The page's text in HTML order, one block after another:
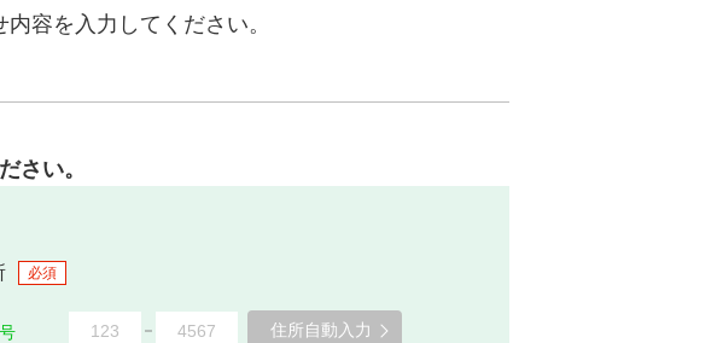
容を入力してください。
さい。
必須
住所自動入力